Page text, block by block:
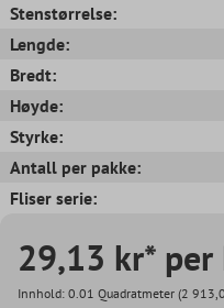
Stenstørrelse:
Lengde:
Bredt:
Høyde:
Styrke:
Antall per pakke:
Fliser serie:
29,13 kr* per
Innhold: 0.01 Quadratmeter (2